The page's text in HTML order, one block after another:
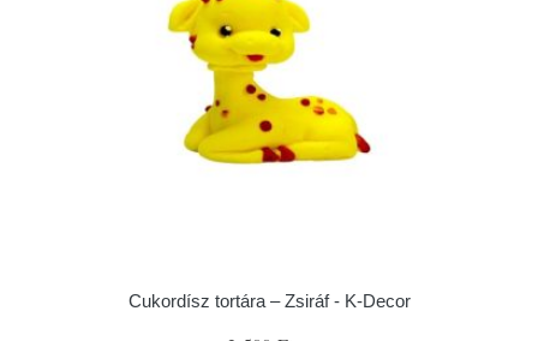
Cukordísz tortára – Zsiráf - K-Decor